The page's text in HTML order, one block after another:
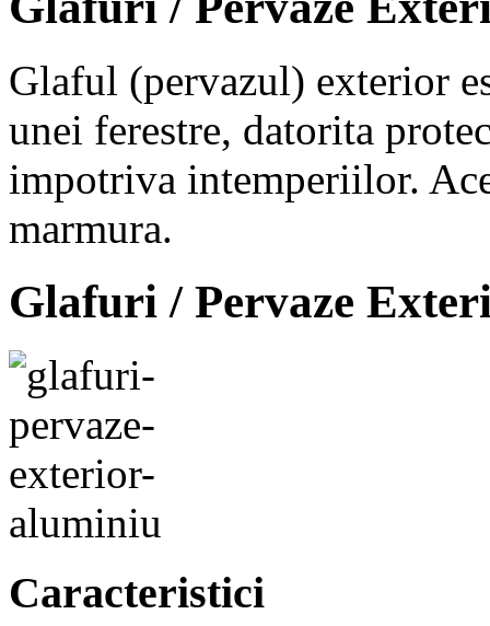
Glaful (pervazul) exterior
unei ferestre, datorita
impotriva intemperiilor.
marmura.
Glafuri / Pervaze
Caracteristici